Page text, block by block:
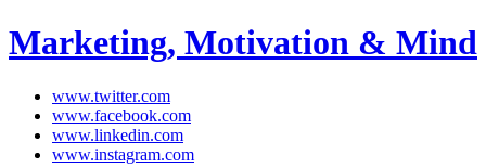
Marketing, Motivation & Mind
www.twitter.com
www.facebook.com
www.linkedin.com
www.instagram.com